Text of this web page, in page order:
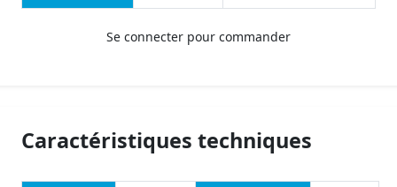
Se connecter pour commander
Caractéristiques techniques